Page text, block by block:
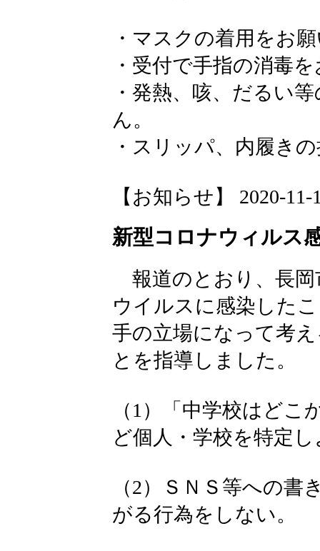
・マスクの着用をお
・受付で手指の消毒
・発熱、咳、だるい
ん。
・スリッパ、内履き
【お知らせ】 2020-11-
新型コロナウィルス
報道のとおり、長岡
ウイルスに感染した
手の立場になって考
とを指導しました。
（1）「中学校はど
ど個人・学校を特定
（2）ＳＮＳ等への
がる行為をしない。